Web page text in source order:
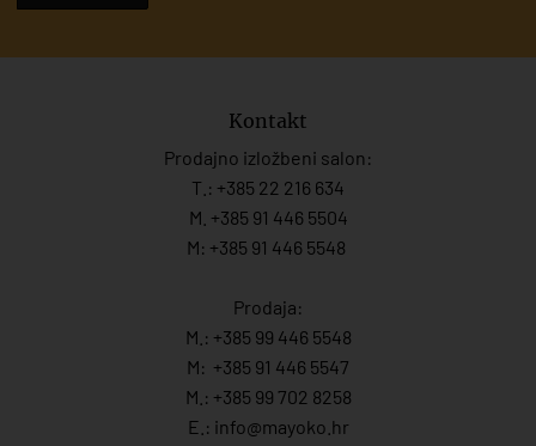
Kontakt
Prodajno izložbeni salon:
T.: +385 22 216 634
M. +385 91 446 5504
M: +385 91 446 5548
Prodaja:
M.: +385 99 446 5548
M: +385 91 446 5547
M.: +385 99 702 8258
E.: info@mayoko. hr